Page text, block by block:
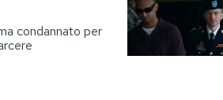
condannato per